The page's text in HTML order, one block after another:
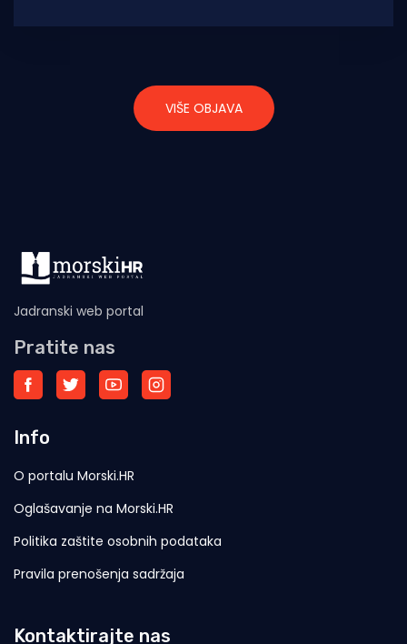
zagrebačkom hotelu
VIŠE OBJAVA
Jadranski web portal
Pratite nas
Info
O portalu Morski.HR
Oglašavanje na Morski.HR
Politika zaštite osobnih podataka
Pravila prenošenja sadržaja
Kontaktirajte nas